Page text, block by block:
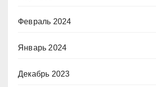
Февраль 2024
Январь 2024
Декабрь 2023